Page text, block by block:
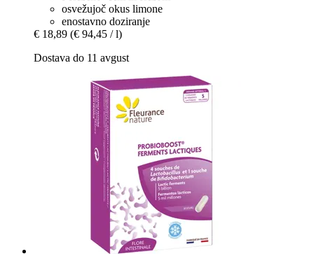
osvežujoč okus limone
enostavno doziranje
€ 18,89 (€ 94,45 / l)
Dostava do 11 avgust